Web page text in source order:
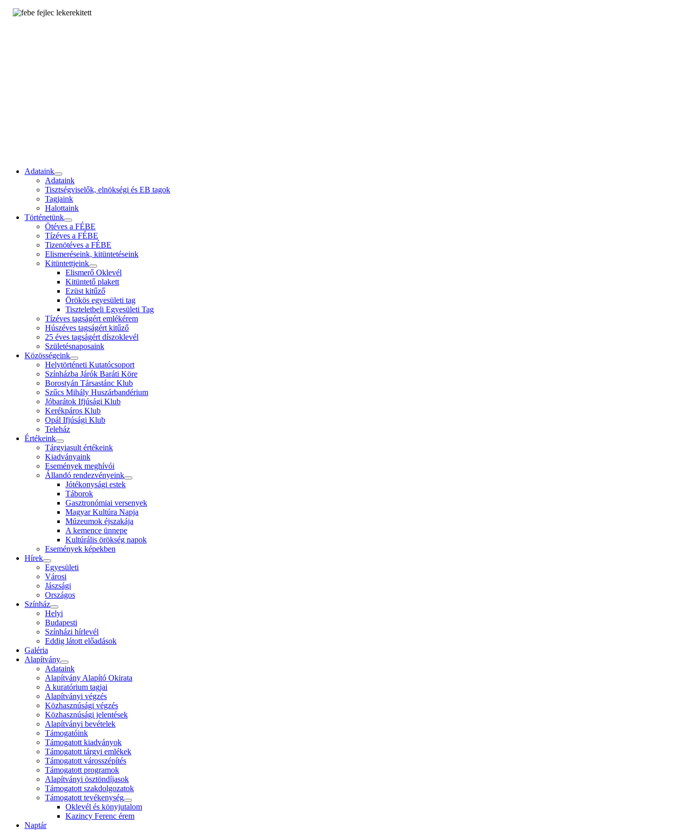
Adataink
Adataink
Tisztségviselők, elnökségi és EB tagok
Tagjaink
Halottaink
Történetünk
Ötéves a FÉBE
Tízéves a FÉBE
Tizenötéves a FÉBE
Elismeréseink, kitüntetéseink
Kitüntettjeink
Elismerő Oklevél
Kitüntető plakett
Ezüst kitűző
Örökös egyesületi tag
Tiszteletbeli Egyesületi Tag
Tízéves tagságért emlékérem
Húszéves tagságért kitűző
25 éves tagságért díszoklevél
Születésnaposaink
Közösségeink
Helytörténeti Kutatócsoport
Színházba Járók Baráti Köre
Borostyán Társastánc Klub
Szűcs Mihály Huszárbandérium
Jóbarátok Ifjúsági Klub
Kerékpáros Klub
Opál Ifjúsági Klub
Teleház
Értékeink
Tárgyiasult értékeink
Kiadványaink
Események meghívói
Állandó rendezvényeink
Jótékonysági estek
Táborok
Gasztronómiai versenyek
Magyar Kultúra Napja
Múzeumok éjszakája
A kemence ünnepe
Kultúrális örökség napok
Események képekben
Hírek
Egyesületi
Városi
Jászsági
Országos
Színház
Helyi
Budapesti
Színházi hírlevél
Eddig látott előadások
Galéria
Alapítvány
Adataink
Alapítvány Alapító Okirata
A kuratórium tagjai
Alapítványi végzés
Közhasznúsági végzés
Közhasznúsági jelentések
Alapítványi bevételek
Támogatóink
Támogatott kiadványok
Támogatott tárgyi emlékek
Támogatott városszépítés
Támogatott programok
Alapítványi ösztöndíjasok
Támogatott szakdolgozatok
Támogatott tevékenység
Oklevél és könyjutalom
Kazincy Ferenc érem
Naptár